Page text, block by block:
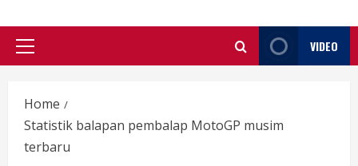
Primary
VIDEO
Home
Statistik balapan pembalap MotoGP musim
terbaru